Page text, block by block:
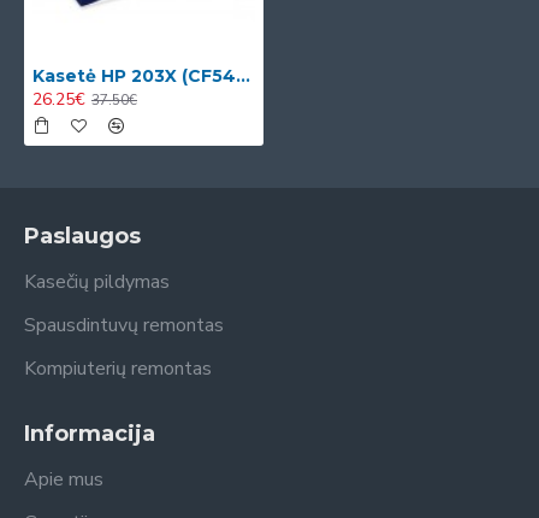
Kasetė HP 203X (CF543X)
26.25€ 37.50€
Paslaugos
Kasečių pildymas
Spausdintuvų remontas
Kompiuterių remontas
Informacija
Apie mus